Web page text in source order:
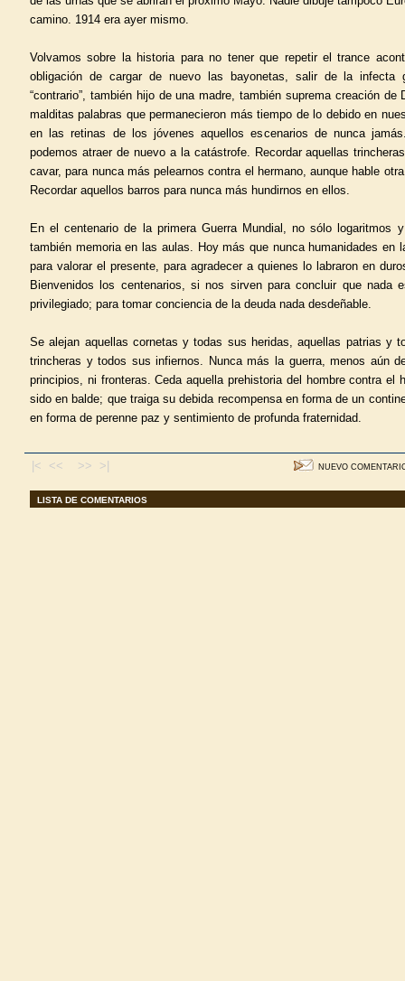
camino. 1914 era ayer mismo.
Volvamos sobre la historia para no tener que repetir el trance
obligación de cargar de nuevo las bayonetas, salir de la infecta
“contrario”, también hijo de una madre, también suprema creación de
malditas palabras que permanecieron más tiempo de lo debido en
en las retinas de los jóvenes aquellos escenarios de nunca
podemos atraer de nuevo a la catástrofe. Recordar aquellas
cavar, para nunca más pelearnos contra el hermano, aunque hable
Recordar aquellos barros para nunca más hundirnos en ellos.
En el centenario de la primera Guerra Mundial, no sólo logaritmos
también memoria en las aulas. Hoy más que nunca humanidades en
para valorar el presente, para agradecer a quienes lo labraron en
Bienvenidos los centenarios, si nos sirven para concluir que nada
privilegiado; para tomar conciencia de la deuda nada desdeñable.
Se alejan aquellas cornetas y todas sus heridas, aquellas patrias y
trincheras y todos sus infiernos. Nunca más la guerra, menos aún
principios, ni fronteras. Ceda aquella prehistoria del hombre contra el
sido en balde; que traiga su debida recompensa en forma de un
en forma de perenne paz y sentimiento de profunda fraternidad.
|< << >> >| NUEVO
LISTA DE COMENTARIOS